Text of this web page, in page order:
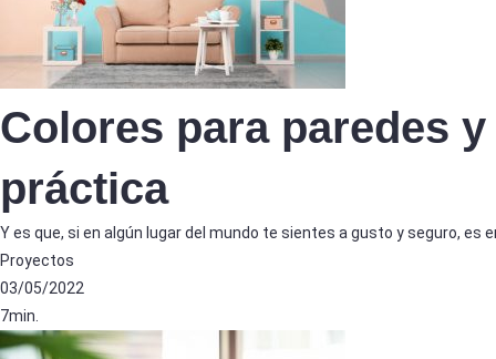
Colores para paredes
práctica
Y es que, si en algún lugar del mundo te sientes a gusto y seguro, es
Proyectos
03/05/2022
7min.